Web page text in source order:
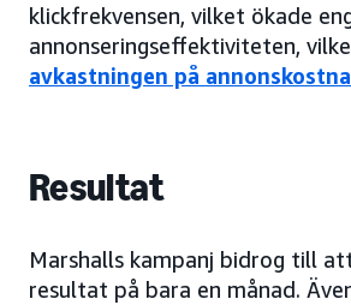
klickfrekvensen, vilket ökade
annonseringseffektiviteten,
avkastningen på
Resultat
Marshalls kampanj bidrog till
resultat på bara en månad.